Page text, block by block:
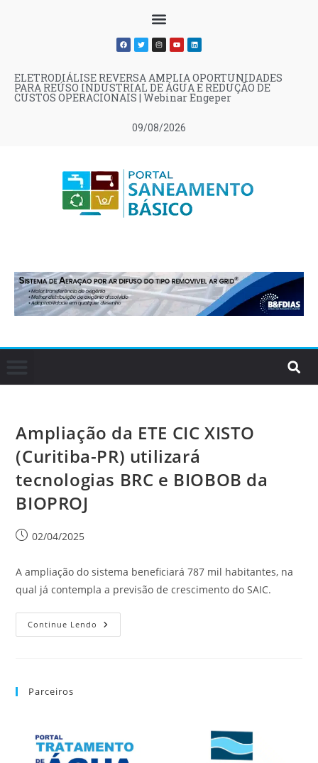
09/08/2026
ELETRODIÁLISE REVERSA AMPLIA OPORTUNIDADES
PARA REÚSO INDUSTRIAL DE ÁGUA E REDUÇÃO DE
CUSTOS OPERACIONAIS | Webinar Engeper
Ampliação da ETE CIC XISTO
(Curitiba-PR) utilizará
tecnologias BRC e BIOBOB da
BIOPROJ
02/04/2025
A ampliação do sistema beneficiará 787 mil habitantes, na
qual já contempla a previsão de crescimento do SAIC.
Continue Lendo
Parceiros